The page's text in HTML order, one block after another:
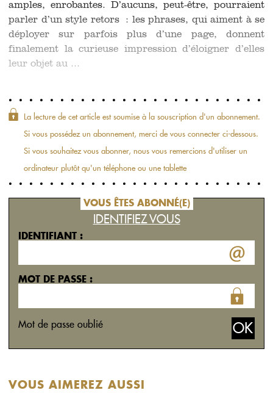
amples, enrobantes. D’aucuns, peut-être, pourraient
parler d’un style retors : les phrases, qui aiment à se
déployer sur parfois plus d’une page, donnent
finalement la curieuse impression d’éloigner d’elles
leur objet au ...
La lecture de cet article est soumise à la souscription d'un abonnement.
Si vous possédez un abonnement, merci de vous connecter ci-dessous.
Si vous souhaitez vous abonner, nous vous remercions d'utiliser un
ordinateur plutôt qu'un téléphone ou une tablette
VOUS ÊTES ABONNÉ(E)
IDENTIFIEZ VOUS
IDENTIFIANT :
MOT DE PASSE :
Mot de passe oublié
VOUS AIMEREZ AUSSI